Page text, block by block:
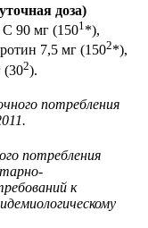
доза)
90 мг (1501 *),
7,5 мг (1502*),
(302).
потребления
потребления
к